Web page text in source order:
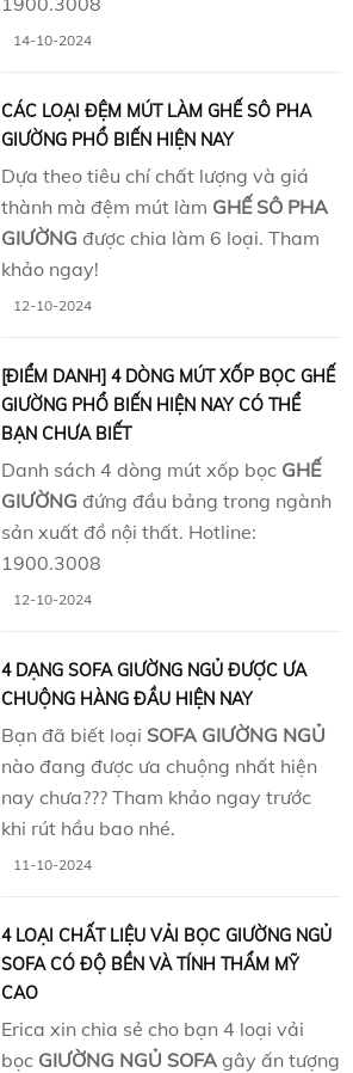
14-10-2024
CÁC LOẠI ĐỆM MÚT LÀM GHẾ SÔ PHA
GIƯỜNG PHỔ BIẾN HIỆN NAY
Dựa theo tiêu chí chất lượng và giá
thành mà đệm mút làm GHẾ SÔ PHA
GIƯỜNG được chia làm 6 loại. Tham
khảo ngay!
12-10-2024
[ĐIỂM DANH] 4 DÒNG MÚT XỐP BỌC GHẾ
GIƯỜNG PHỔ BIẾN HIỆN NAY CÓ THỂ
BẠN CHƯA BIẾT
Danh sách 4 dòng mút xốp bọc GHẾ
GIƯỜNG đứng đầu bảng trong ngành
sản xuất đồ nội thất. Hotline:
1900.3008
12-10-2024
4 DẠNG SOFA GIƯỜNG NGỦ ĐƯỢC ƯA
CHUỘNG HÀNG ĐẦU HIỆN NAY
Bạn đã biết loại SOFA GIƯỜNG NGỦ
nào đang được ưa chuộng nhất hiện
nay chưa??? Tham khảo ngay trước
khi rút hầu bao nhé.
11-10-2024
4 LOẠI CHẤT LIỆU VẢI BỌC GIƯỜNG NGỦ
SOFA CÓ ĐỘ BỀN VÀ TÍNH THẨM MỸ
CAO
Erica xin chia sẻ cho bạn 4 loại vải
bọc GIƯỜNG NGỦ SOFA gây ấn tượng